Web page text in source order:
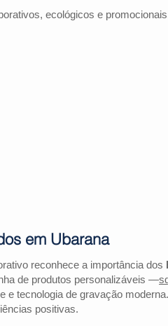
ecológicos e
reconhece a importância dos
de produtos personalizáveis —
e tecnologia de gravação
positivas.
em Ubarana